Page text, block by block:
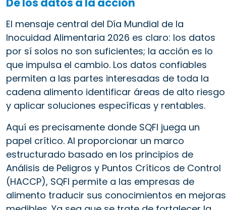
El mensaje central del Día Mundial de la
Inocuidad Alimentaria 2026 es claro: los datos
por sí solos no son suficientes; la acción es lo
que impulsa el cambio. Los datos confiables
permiten a las partes interesadas de toda la
cadena alimento identificar áreas de alto riesgo
y aplicar soluciones específicas y rentables.
Aquí es precisamente donde SQFI juega un
papel crítico. Al proporcionar un marco
estructurado basado en los principios de
Análisis de Peligros y Puntos Críticos de Control
(HACCP), SQFI permite a las empresas de
alimento traducir sus conocimientos en mejoras